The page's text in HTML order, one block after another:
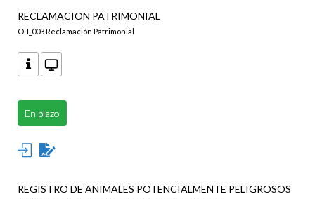
RECLAMACION PATRIMONIAL
O-I_003 Reclamación Patrimonial
En plazo
REGISTRO DE ANIMALES POTENCIALMENTE PELIGROSOS